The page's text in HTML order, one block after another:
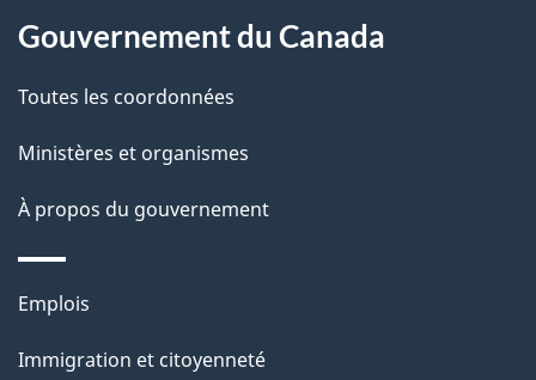
d
e
p
a
site
Gouvernement du Canada
Toutes les coordonnées
Ministères et organismes
À propos du gouvernement
Thèmes
sujets
Emplois
Immigration et citoyenneté